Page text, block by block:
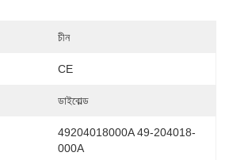
চীন
CE
ডাইবোল্ড
49204018000A 49-204018-
000A